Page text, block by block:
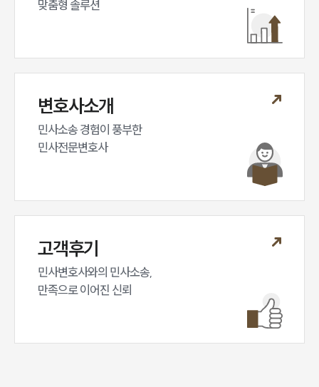
맞춤형 솔루션
변호사소개
민사소송 경험이 풍부한
민사전문변호사
고객후기
민사변호사와의 민사소송,
만족으로 이어진 신뢰